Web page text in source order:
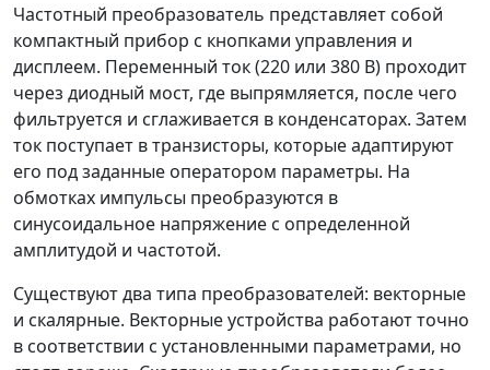
Частотный преобразователь представляет собой
компактный прибор с кнопками управления и
дисплеем. Переменный ток (220 или 380 В) проходит
через диодный мост, где выпрямляется, после чего
фильтруется и сглаживается в конденсаторах. Затем
ток поступает в транзисторы, которые адаптируют
его под заданные оператором параметры. На
обмотках импульсы преобразуются в
синусоидальное напряжение с определенной
амплитудой и частотой.
Существуют два типа преобразователей: векторные
и скалярные. Векторные устройства работают точно
в соответствии с установленными параметрами, но